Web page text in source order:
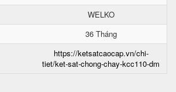
WELKO
36 Tháng
https://ketsatcaocap.vn/chi-
tiet/ket-sat-chong-chay-kcc110-dm